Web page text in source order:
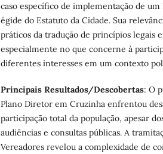
caso específico de implementação de
égide do Estatuto da Cidade. Sua
práticos da tradução de princípios legais
especialmente no que concerne à
diferentes interesses em um contexto
Principais Resultados/Descobertas: O
Plano Diretor em Cruzinha enfrentou
participação total da população, apesar
audiências e consultas públicas. A
Vereadores revelou a complexidade de